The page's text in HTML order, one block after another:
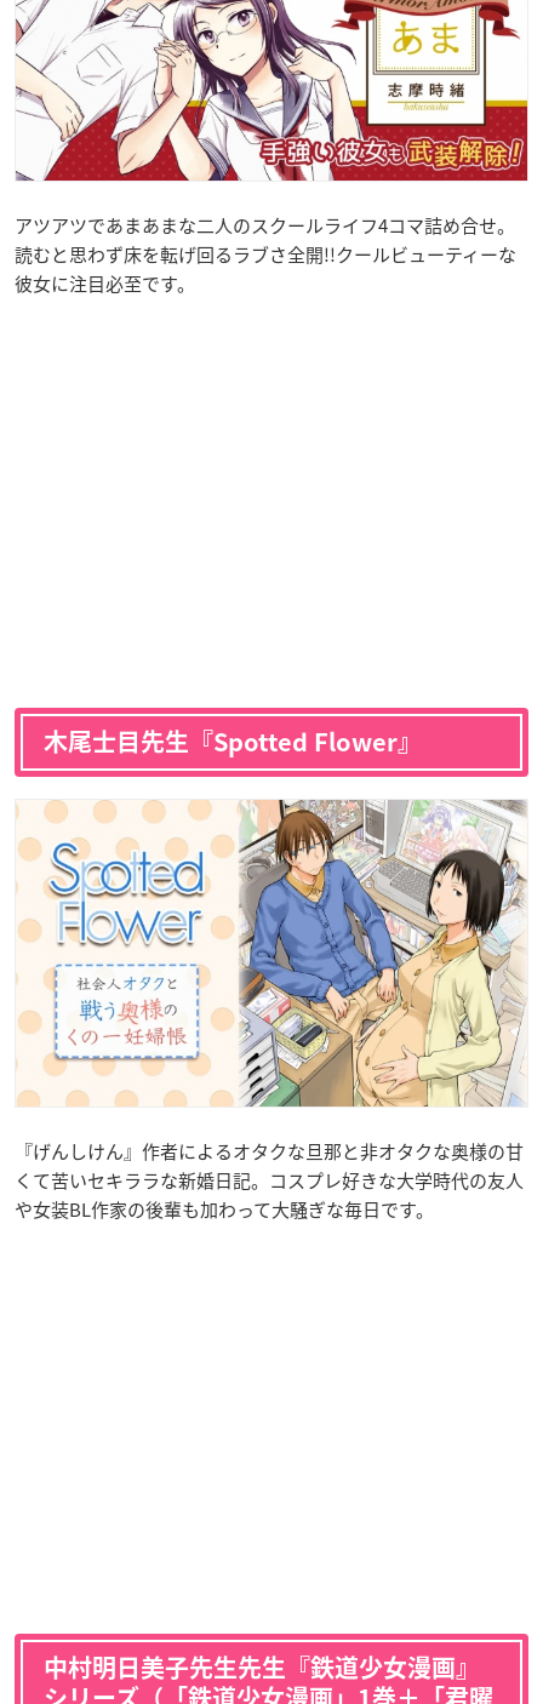
アツアツであまあまな二人のスクールライフ4コマ詰め合せ。
読むと思わず床を転げ回るラブさ全開!!クールビューティーな
彼女に注目必至です。
木尾士目先生『Spotted Flower』
『げんしけん』作者によるオタクな旦那と非オタクな奥様の甘
くて苦いセキララな新婚日記。コスプレ好きな大学時代の友人
や女装BL作家の後輩も加わって大騒ぎな毎日です。
中村明日美子先生先生『鉄道少女漫画』
シリーズ（「鉄道少女漫画」1巻＋「君曜